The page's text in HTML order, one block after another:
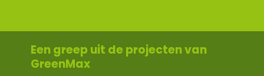
Een greep uit de projecten van
GreenMax